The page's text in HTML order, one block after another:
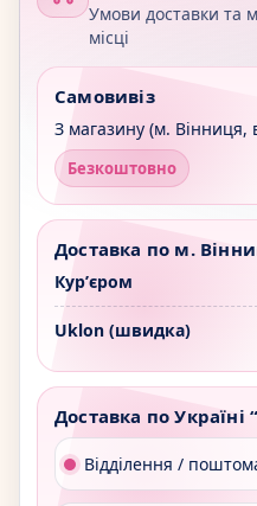
Умови доставки та
місці
Самовивіз
З магазину (м. Вінниця,
Безкоштовно
Доставка по м.
Курʼєром
Uklon (швидка)
Доставка по Україні
Відділення /